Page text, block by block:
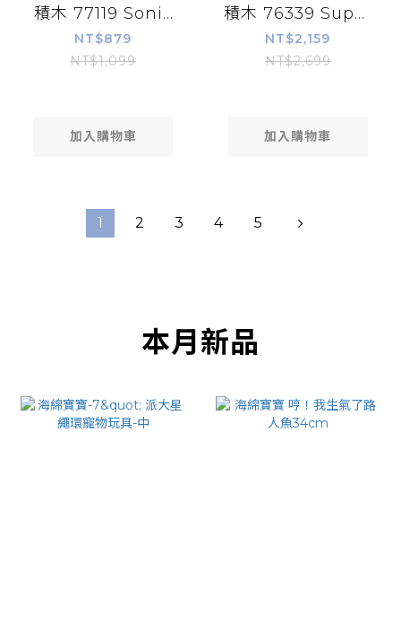
積木 77119 Sonic
音速小子系列 - 塔
爾斯的托爾內德號
NT$879
NT$1,099
加入購物車
積木 76339 Super
Heroes 超級英雄
系列 - 驚奇 4 超人
NT$2,159
NT$2,699
加入購物車
1 2 3 4 5
本月新品